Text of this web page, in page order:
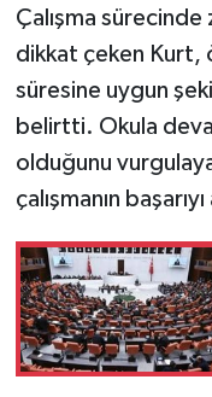
Çalışma
dikkat çeken Kurt,
süresine uygun
belirtti. Okula
olduğunu
çalışmanın